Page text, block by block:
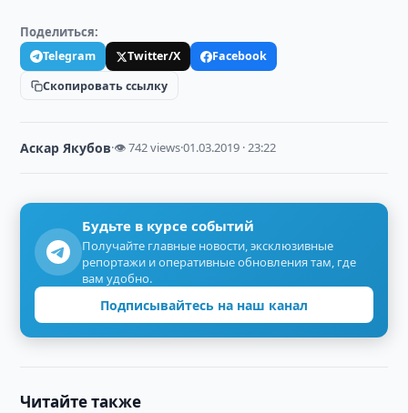
Поделиться:
Telegram Twitter/X
Facebook
Скопировать ссылку
Аскар Якубов·👁 742 views·01.03.2019 · 23:22
Будьте в курсе событий
Получайте главные новости, эксклюзивные
репортажи и оперативные обновления там, где
вам удобно.
Подписывайтесь на наш канал
Читайте также